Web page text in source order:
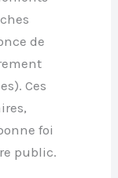
de
Ces
foi
public.